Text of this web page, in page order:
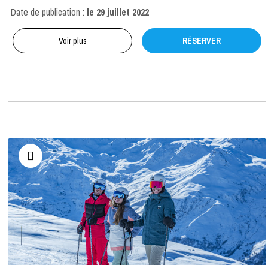
Date de publication : le 29 juillet 2022
Voir plus RÉSERVER